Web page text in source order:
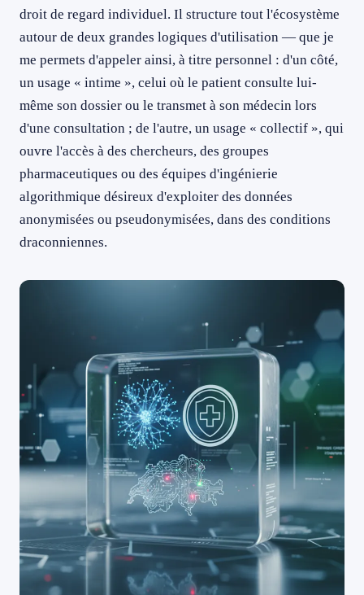
droit de regard individuel. Il structure tout l'écosystème
autour de deux grandes logiques d'utilisation — que je
me permets d'appeler ainsi, à titre personnel : d'un côté,
un usage « intime », celui où le patient consulte lui-
même son dossier ou le transmet à son médecin lors
d'une consultation ; de l'autre, un usage « collectif », qui
ouvre l'accès à des chercheurs, des groupes
pharmaceutiques ou des équipes d'ingénierie
algorithmique désireux d'exploiter des données
anonymisées ou pseudonymisées, dans des conditions
draconniennes.